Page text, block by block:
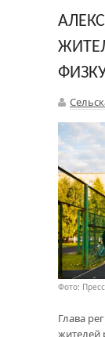
Фото:
Глава
жителей